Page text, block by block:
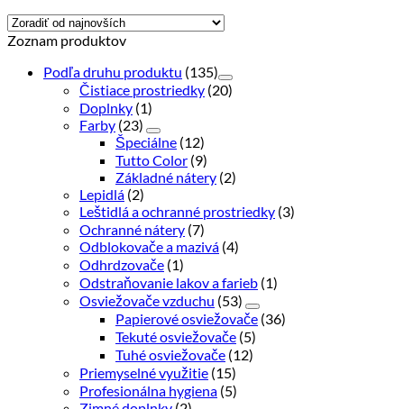
Zoznam produktov
Podľa druhu produktu (135)
Čistiace prostriedky (20)
Doplnky (1)
Farby (23)
Špeciálne (12)
Tutto Color (9)
Základné nátery (2)
Lepidlá (2)
Leštidlá a ochranné prostriedky (3)
Ochranné nátery (7)
Odblokovače a mazivá (4)
Odhrdzovače (1)
Odstraňovanie lakov a farieb (1)
Osviežovače vzduchu (53)
Papierové osviežovače (36)
Tekuté osviežovače (5)
Tuhé osviežovače (12)
Priemyselné využitie (15)
Profesionálna hygiena (5)